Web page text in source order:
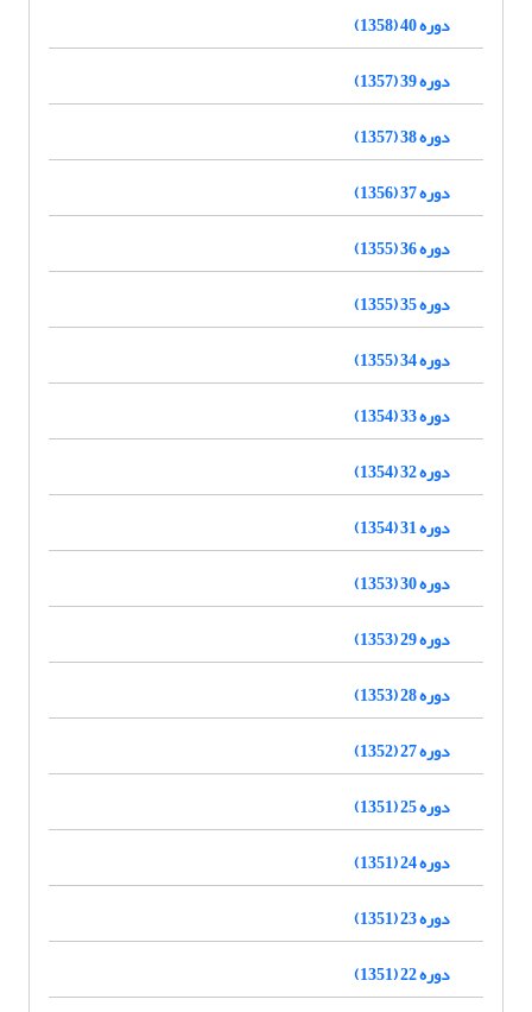
دوره 40 (1358)
دوره 39 (1357)
دوره 38 (1357)
دوره 37 (1356)
دوره 36 (1355)
دوره 35 (1355)
دوره 34 (1355)
دوره 33 (1354)
دوره 32 (1354)
دوره 31 (1354)
دوره 30 (1353)
دوره 29 (1353)
دوره 28 (1353)
دوره 27 (1352)
دوره 25 (1351)
دوره 24 (1351)
دوره 23 (1351)
دوره 22 (1351)